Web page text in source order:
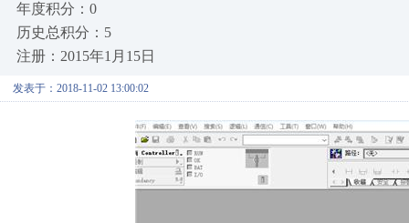
年度积分：0
历史总积分：5
注册：2015年1月15日
发表于：2018-11-02 13:00:02